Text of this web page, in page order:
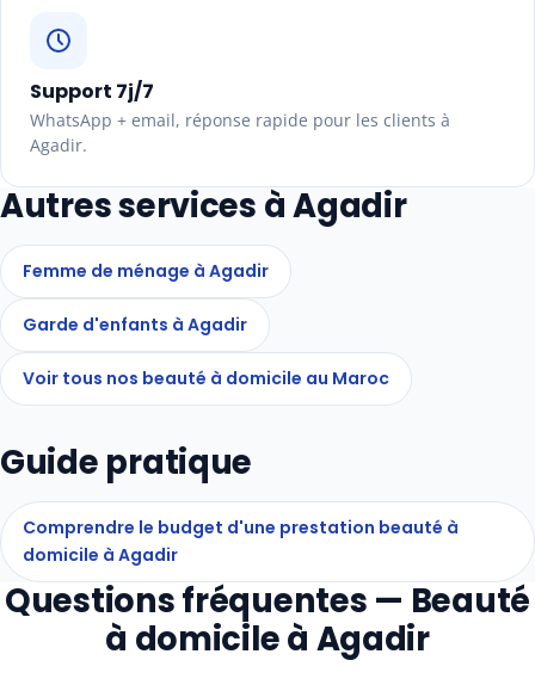
Support 7j/7
WhatsApp + email, réponse rapide pour les clients à
Agadir.
Autres services à Agadir
Femme de ménage à Agadir
Garde d'enfants à Agadir
Voir tous nos beauté à domicile au Maroc
Guide pratique
Comprendre le budget d'une prestation beauté à
domicile à Agadir
Questions fréquentes — Beauté
à domicile à Agadir